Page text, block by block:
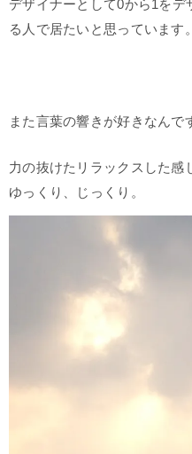
デザイナーとして0から1を
る人で居たいと思っています。
また言葉の響きが好きなんで
力の抜けたリラックスした感
ゆっくり、じっくり。